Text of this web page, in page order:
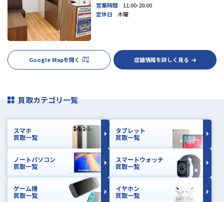
営業時間
11:00-20:00
定休日
木曜
Google Mapを開く 店舗情報を詳しく見る
買取カテゴリ一覧
スマホ
買取一覧
タブレット
買取一覧
ノートパソコン
買取一覧
スマートウォッチ
買取一覧
ゲーム機
買取一覧
イヤホン
買取一覧